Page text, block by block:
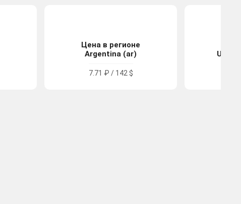
Цена в регионе
Argentina (ar)
7.71 ₽ / 142 $